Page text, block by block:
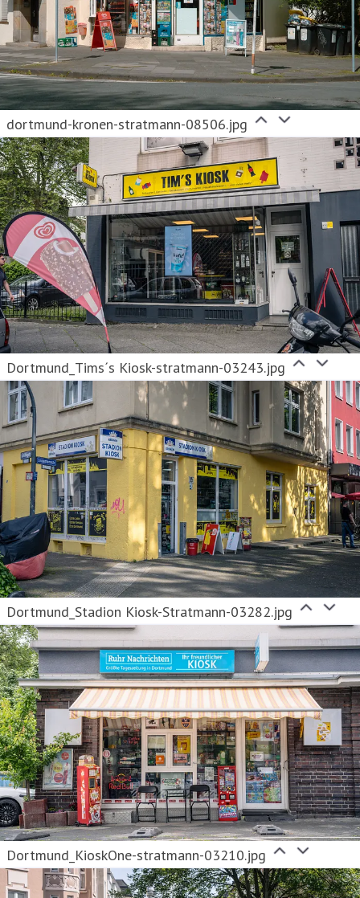
dortmund-kronen-stratmann-08506.jpg
Dortmund_Tims´s Kiosk-stratmann-03243.jpg
Dortmund_Stadion Kiosk-Stratmann-03282.jpg
Dortmund_KioskOne-stratmann-03210.jpg